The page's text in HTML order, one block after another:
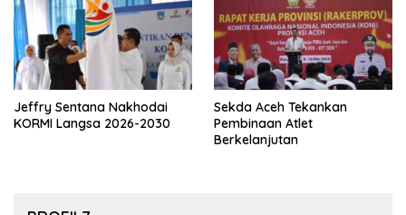
Jeffry Sentana Nakhodai
KORMI Langsa 2026-2030
Sekda Aceh Tekankan
Pembinaan Atlet
Berkelanjutan